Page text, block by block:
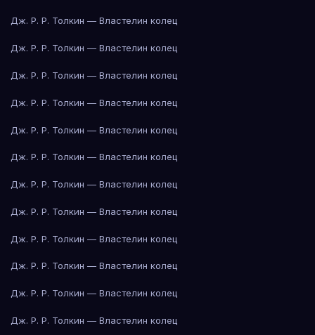
Дж. Р. Р. Толкин — Властелин колец
Дж. Р. Р. Толкин — Властелин колец
Дж. Р. Р. Толкин — Властелин колец
Дж. Р. Р. Толкин — Властелин колец
Дж. Р. Р. Толкин — Властелин колец
Дж. Р. Р. Толкин — Властелин колец
Дж. Р. Р. Толкин — Властелин колец
Дж. Р. Р. Толкин — Властелин колец
Дж. Р. Р. Толкин — Властелин колец
Дж. Р. Р. Толкин — Властелин колец
Дж. Р. Р. Толкин — Властелин колец
Дж. Р. Р. Толкин — Властелин колец